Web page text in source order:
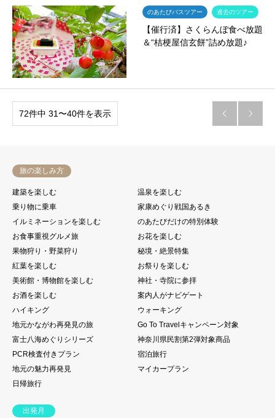
のあたびバスツアー 過去のツアー
【催行済】さくらんぼ食べ放題
＆“桔梗屋信玄餅”詰め放題♪
72件中 31〜40件を表示  
旅の楽しみ方
建築を楽しむ
温泉を楽しむ
乗り物に乗車
家康めぐり戦国あるき
イルミネーションを楽しむ
のあたびだけの特別体験
お食事重視グルメ旅
お花を楽しむ
果物狩り・野菜狩り
秘境・絶景特集
紅葉を楽しむ
お祭りを楽しむ
美術館・博物館を楽しむ
神社・寺院に参拝
お酒を楽しむ
案内人がナビゲート
ハイキング
ウォーキング
地元かながわ再発見の旅
Go To Travelキャンペーン対象
富士八海めぐりシリーズ
神奈川県民割第2弾対象商品
PCR検査付きプラン
宿泊旅行
地元の魅力再発見
マイカープラン
日帰旅行
出発月